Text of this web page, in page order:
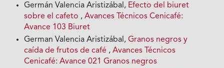
Germán Valencia Aristizábal, Efecto del biuret
sobre el cafeto ,Avances Técnicos Cenicafé:
Avance 103 Biuret
German Valencia Aristizábal,Granos negros y
caída de frutos de café ,Avances Técnicos
Cenicafé: Avance 021 Granos negros